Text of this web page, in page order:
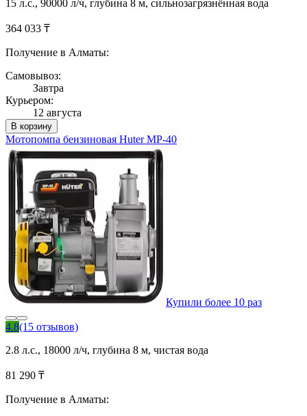
15 л.с., 90000 л/ч, глубина 8 м, сильнозагрязнённая вода
364 033 ₸
Получение в Алматы:
Самовывоз:
Завтра
Курьером:
12 августа
В корзину
Мотопомпа бензиновая Huter MP-40
Купили более 10 раз
4.8(15 отзывов)
2.8 л.с., 18000 л/ч, глубина 8 м, чистая вода
81 290 ₸
Получение в Алматы: